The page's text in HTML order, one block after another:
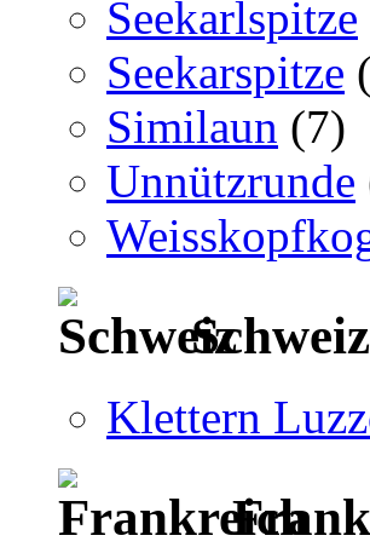
Seekarlspitze
Seekarspitze
Similaun (7)
Unnützrunde
Schweiz
Klettern